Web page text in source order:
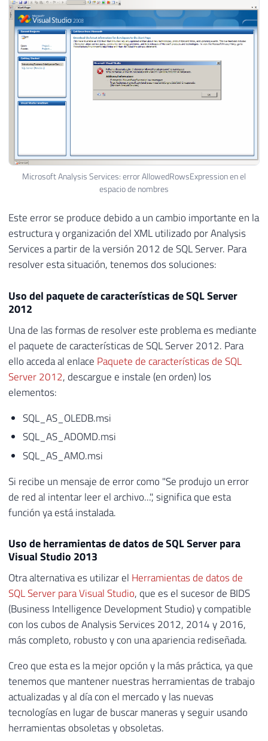
Microsoft Analysis Services: error AllowedRowsExpression en el
espacio de nombres
Este error se produce debido a un cambio importante en la
estructura y organización del XML utilizado por Analysis
Services a partir de la versión 2012 de SQL Server. Para
resolver esta situación, tenemos dos soluciones:
Uso del paquete de características de SQL Server
2012
Una de las formas de resolver este problema es mediante
el paquete de características de SQL Server 2012. Para
ello acceda al enlace Paquete de características de SQL
Server 2012, descargue e instale (en orden) los
elementos:
SQL_AS_OLEDB.msi
SQL_AS_ADOMD.msi
SQL_AS_AMO.msi
Si recibe un mensaje de error como "Se produjo un error
de red al intentar leer el archivo...", significa que esta
función ya está instalada.
Uso de herramientas de datos de SQL Server para
Visual Studio 2013
Otra alternativa es utilizar el Herramientas de datos de
SQL Server para Visual Studio, que es el sucesor de BIDS
(Business Intelligence Development Studio) y compatible
con los cubos de Analysis Services 2012, 2014 y 2016,
más completo, robusto y con una apariencia rediseñada.
Creo que esta es la mejor opción y la más práctica, ya que
tenemos que mantener nuestras herramientas de trabajo
actualizadas y al día con el mercado y las nuevas
tecnologías en lugar de buscar maneras y seguir usando
herramientas obsoletas y obsoletas.